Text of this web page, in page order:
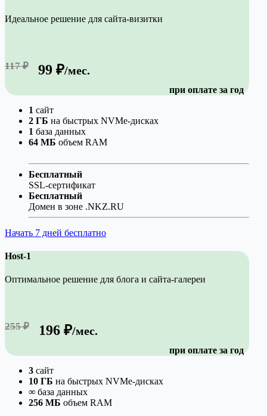
Идеальное решение для сайта-визитки
117 ₽ 99 ₽/мес.
при оплате за год
1 сайт
2 ГБ на быстрых NVMe-дисках
1 база данных
64 МБ объем RAM
Бесплатный
SSL-сертификат
Бесплатный
Домен в зоне .NKZ.RU
Начать 7 дней бесплатно
Host-1
Оптимальное решение для блога и сайта-галереи
255 ₽ 196 ₽/мес.
при оплате за год
3 сайт
10 ГБ на быстрых NVMe-дисках
∞ база данных
256 МБ объем RAM